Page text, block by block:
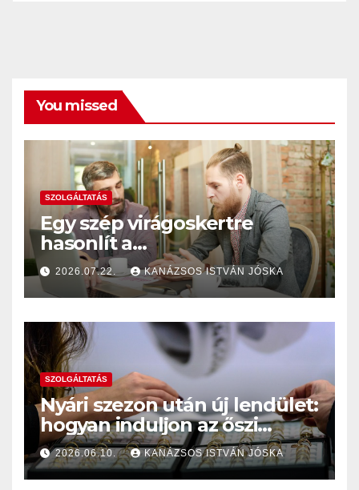
You missed
SZOLGÁLTATÁS
Egy szép virágoskertre
hasonlít a
székhelyszolgáltatásuk
2026.07.22. KANÁZSOS ISTVÁN JÓSKA
SZOLGÁLTATÁS
Nyári szezon után új lendület:
hogyan induljon az őszi
álláskeresés?
2026.06.10. KANÁZSOS ISTVÁN JÓSKA